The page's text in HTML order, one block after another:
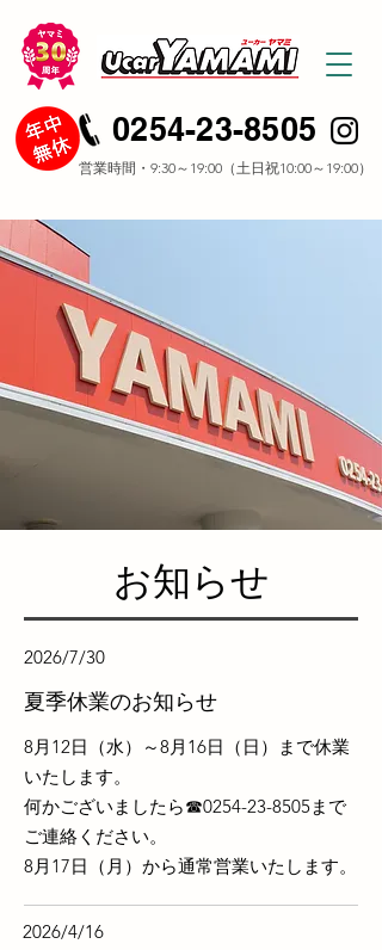
0254-23-8505
​営業時間・9:30～19:00（土日祝10:00～19:00）
​お知らせ
2026/7/30
​夏季休業のお知らせ
8月12日（水）～8月16日（日）まで休業
いたします。
何かございましたら☎0254-23-8505まで
ご連絡ください。
​8月17日（月）から通常営業いたします。
2026/4/16